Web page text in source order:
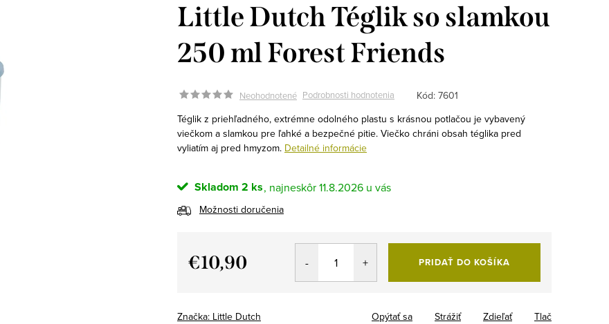
Little Dutch Téglik so slamkou
250 ml Forest Friends
Neohodnotené Podrobnosti hodnotenia Kód: 7601
Téglik z priehľadného, ​​extrémne odolného plastu s krásnou potlačou je vybavený
viečkom a slamkou pre ľahké a bezpečné pitie. Viečko chráni obsah téglika pred
vyliatím aj pred hmyzom. Detailné informácie
Skladom 2 ks 11.8.2026
Možnosti doručenia
€10,90 PRIDAŤ DO KOŠÍKA
Značka: Little Dutch Tlač
Opýtať sa Strážiť Zdieľať